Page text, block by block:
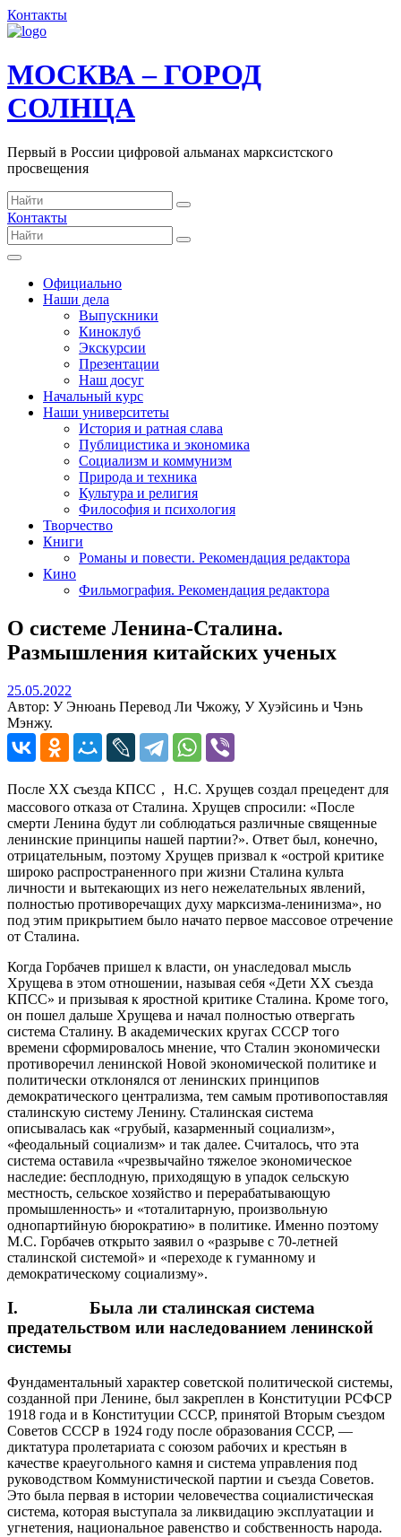
Контакты
МОСКВА – ГОРОД
СОЛНЦА
Первый в России цифровой альманах марксистского
просвещения
Контакты
Официально
Наши дела
Выпускники
Киноклуб
Экскурсии
Презентации
Наш досуг
Начальный курс
Наши университеты
История и ратная слава
Публицистика и экономика
Социализм и коммунизм
Природа и техника
Культура и религия
Философия и психология
Творчество
Книги
Романы и повести. Рекомендация редактора
Кино
Фильмография. Рекомендация редактора
О системе Ленина-Сталина.
Размышления китайских ученых
25.05.2022
Автор: У Энюань Перевод Ли Чжожу, У Хуэйсинь и Чэнь
Мэнжу.
После XX съезда КПСС， Н.С. Хрущев создал прецедент для
массового отказа от Сталина. Хрущев спросили: «После
смерти Ленина будут ли соблюдаться различные священные
ленинские принципы нашей партии?». Ответ был, конечно,
отрицательным, поэтому Хрущев призвал к «острой критике
широко распространенного при жизни Сталина культа
личности и вытекающих из него нежелательных явлений,
полностью противоречащих духу марксизма-ленинизма», но
под этим прикрытием было начато первое массовое отречение
от Сталина.
Когда Горбачев пришел к власти, он унаследовал мысль
Хрущева в этом отношении, называя себя «Дети XX съезда
КПСС» и призывая к яростной критике Сталина. Кроме того,
он пошел дальше Хрущева и начал полностью отвергать
система Сталину. В академических кругах СССР того
времени сформировалось мнение, что Сталин экономически
противоречил ленинской Новой экономической политике и
политически отклонялся от ленинских принципов
демократического централизма, тем самым противопоставляя
сталинскую систему Ленину. Сталинская система
описывалась как «грубый, казарменный социализм»,
«феодальный социализм» и так далее. Считалось, что эта
система оставила «чрезвычайно тяжелое экономическое
наследие: бесплодную, приходящую в упадок сельскую
местность, сельское хозяйство и перерабатывающую
промышленность» и «тоталитарную, произвольную
однопартийную бюрократию» в политике. Именно поэтому
М.С. Горбачев открыто заявил о «разрыве с 70-летней
сталинской системой» и «переходе к гуманному и
демократическому социализму».
I. Была ли сталинская система
предательством или наследованием ленинской
системы
Фундаментальный характер советской политической системы,
созданной при Ленине, был закреплен в Конституции РСФСР
1918 года и в Конституции СССР, принятой Вторым съездом
Советов СССР в 1924 году после образования СССР, —
диктатура пролетариата с союзом рабочих и крестьян в
качестве краеугольного камня и система управления под
руководством Коммунистической партии и съезда Советов.
Это была первая в истории человечества социалистическая
система, которая выступала за ликвидацию эксплуатации и
угнетения, национальное равенство и собственность народа.